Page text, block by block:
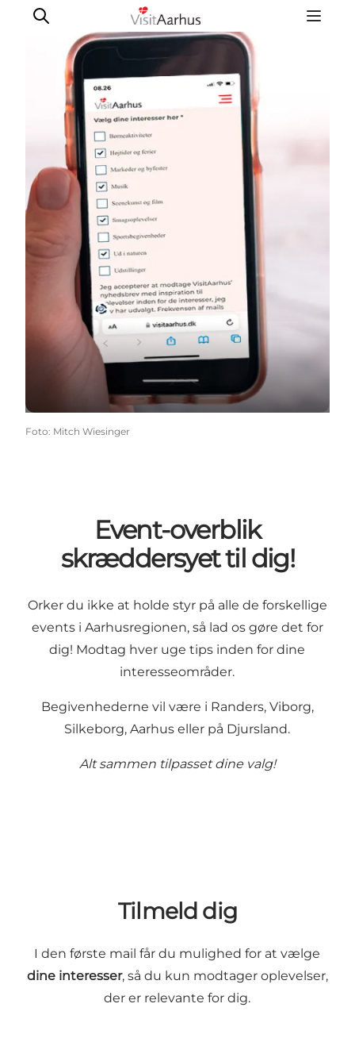
Oplevelser
Kalender
Byer og steder
Planlæg ferien
Transport
Foto: Mitch Wiesinger
Event-overblik
skræddersyet til dig!
Orker du ikke at holde styr på alle de forskellige
events i Aarhusregionen, så lad os gøre det for
dig! Modtag hver uge tips inden for dine
interesseområder.
Begivenhederne vil være i Randers, Viborg,
Silkeborg, Aarhus eller på Djursland.
Alt sammen tilpasset dine valg!
Tilmeld dig
I den første mail får du mulighed for at vælge
dine interesser, så du kun modtager oplevelser,
der er relevante for dig.